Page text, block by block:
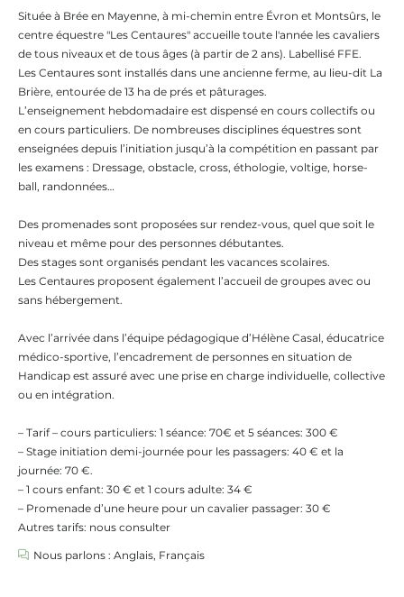
Située à Brée en Mayenne, à mi-chemin entre Évron et Montsûrs, le
centre équestre "Les Centaures" accueille toute l'année les cavaliers
de tous niveaux et de tous âges (à partir de 2 ans). Labellisé FFE.
Les Centaures sont installés dans une ancienne ferme, au lieu-dit La
Brière, entourée de 13 ha de prés et pâturages.
L’enseignement hebdomadaire est dispensé en cours collectifs ou
en cours particuliers. De nombreuses disciplines équestres sont
enseignées depuis l’initiation jusqu’à la compétition en passant par
les examens : Dressage, obstacle, cross, éthologie, voltige, horse-
ball, randonnées…
Des promenades sont proposées sur rendez-vous, quel que soit le
niveau et même pour des personnes débutantes.
Des stages sont organisés pendant les vacances scolaires.
Les Centaures proposent également l’accueil de groupes avec ou
sans hébergement.
Avec l’arrivée dans l’équipe pédagogique d’Hélène Casal, éducatrice
médico-sportive, l’encadrement de personnes en situation de
Handicap est assuré avec une prise en charge individuelle, collective
ou en intégration.
– Tarif – cours particuliers: 1 séance: 70€ et 5 séances: 300 €
– Stage initiation demi-journée pour les passagers: 40 € et la
journée: 70 €.
– 1 cours enfant: 30 € et 1 cours adulte: 34 €
– Promenade d’une heure pour un cavalier passager: 30 €
Autres tarifs: nous consulter
Nous parlons : Anglais, Français